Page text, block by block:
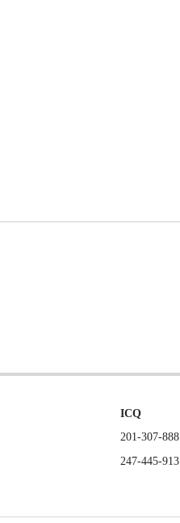
ICQ
201-307-888
247-445-913